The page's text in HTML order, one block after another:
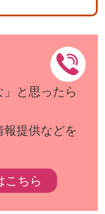
」と思ったら
提供などを
こちら